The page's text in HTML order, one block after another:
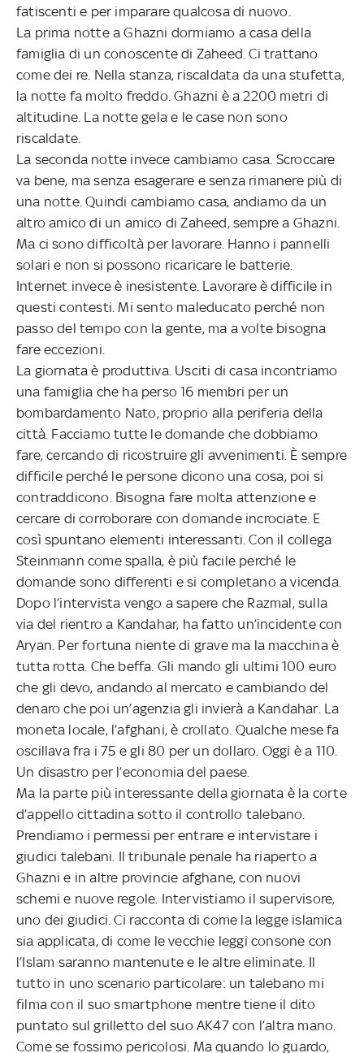
fatiscenti e per imparare qualcosa di nuovo.
La prima notte a Ghazni dormiamo a casa della
famiglia di un conoscente di Zaheed. Ci trattano
come dei re. Nella stanza, riscaldata da una stufetta,
la notte fa molto freddo. Ghazni è a 2200 metri di
altitudine. La notte gela e le case non sono
riscaldate.
La seconda notte invece cambiamo casa. Scroccare
va bene, ma senza esagerare e senza rimanere più di
una notte. Quindi cambiamo casa, andiamo da un
altro amico di un amico di Zaheed, sempre a Ghazni.
Ma ci sono difficoltà per lavorare. Hanno i pannelli
solari e non si possono ricaricare le batterie.
Internet invece è inesistente. Lavorare è difficile in
questi contesti. Mi sento maleducato perché non
passo del tempo con la gente, ma a volte bisogna
fare eccezioni.
La giornata è produttiva. Usciti di casa incontriamo
una famiglia che ha perso 16 membri per un
bombardamento Nato, proprio alla periferia della
città. Facciamo tutte le domande che dobbiamo
fare, cercando di ricostruire gli avvenimenti. È sempre
difficile perché le persone dicono una cosa, poi si
contraddicono. Bisogna fare molta attenzione e
cercare di corroborare con domande incrociate. E
così spuntano elementi interessanti. Con il collega
Steinmann come spalla, è più facile perché le
domande sono differenti e si completano a vicenda.
Dopo l’intervista vengo a sapere che Razmal, sulla
via del rientro a Kandahar, ha fatto un’incidente con
Aryan. Per fortuna niente di grave ma la macchina è
tutta rotta. Che beffa. Gli mando gli ultimi 100 euro
che gli devo, andando al mercato e cambiando del
denaro che poi un’agenzia gli invierà a Kandahar. La
moneta locale, l’afghani, è crollato. Qualche mese fa
oscillava fra i 75 e gli 80 per un dollaro. Oggi è a 110.
Un disastro per l’economia del paese.
Ma la parte più interessante della giornata è la corte
d’appello cittadina sotto il controllo talebano.
Prendiamo i permessi per entrare e intervistare i
giudici talebani. Il tribunale penale ha riaperto a
Ghazni e in altre provincie afghane, con nuovi
schemi e nuove regole. Intervistiamo il supervisore,
uno dei giudici. Ci racconta di come la legge islamica
sia applicata, di come le vecchie leggi consone con
l’Islam saranno mantenute e le altre eliminate. Il
tutto in uno scenario particolare: un talebano mi
filma con il suo smartphone mentre tiene il dito
puntato sul grilletto del suo AK47 con l’altra mano.
Come se fossimo pericolosi. Ma quando lo guardo,